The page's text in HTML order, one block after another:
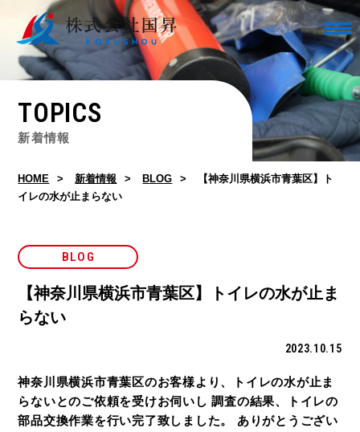
TOPICS
新着情報
HOME 新着情報 BLOG
【神奈川県横浜市青葉区】ト
イレの水が止まらない
BLOG
【神奈川県横浜市青葉区】トイレの水が止ま
らない
2023.10.15
神奈川県横浜市青葉区のお客様より、トイレの水が止ま
らないとのご依頼を受けお伺いし 調査の結果、トイレの
部品交換作業を行い完了致しました。 ありがとうござい